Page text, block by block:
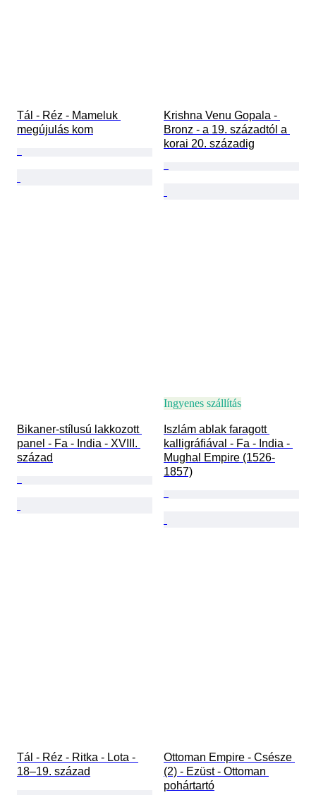
Tál - Réz - Mameluk
megújulás kom
Krishna Venu Gopala -
Bronz - a 19. századtól a
korai 20. századig
Bikaner-stílusú lakkozott
panel - Fa - India - XVIII.
század
Ingyenes szállítás
Iszlám ablak faragott
kalligráfiával - Fa - India -
Mughal Empire (1526-
1857)
Tál - Réz - Ritka - Lota -
18–19. század
Ottoman Empire - Csésze
(2) - Ezüst - Ottoman
pohártartó